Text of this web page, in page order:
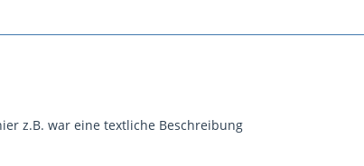
z.B. war eine textliche Beschreibung